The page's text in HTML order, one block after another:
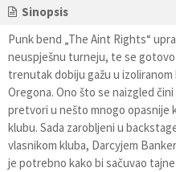
Sinopsis
Punk bend „The Aint Rights“
neuspješnu turneju, te se
trenutak dobiju gažu u
Oregona. Ono što se naizgled
pretvori u nešto mnogo opasnije
klubu. Sada zarobljeni u
vlasnikom kluba, Darcyjem
je potrebno kako bi sačuvao